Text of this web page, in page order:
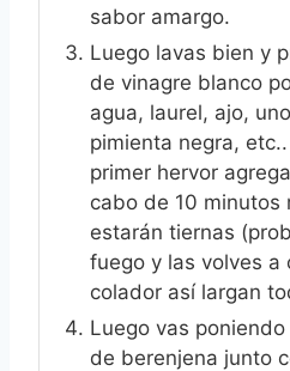
sabor amargo.
Luego lavas bien y
de vinagre blanco
agua, laurel, ajo,
pimienta negra,
primer hervor
cabo de 10 minutos
estarán tiernas
fuego y las volves a
colador así largan
Luego vas
de berenjena junto